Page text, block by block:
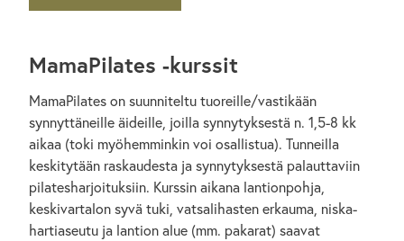
MamaPilates -kurssit
MamaPilates on suunniteltu tuoreille/vastikään
synnyttäneille äideille, joilla synnytyksestä n. 1,5-8 kk
aikaa (toki myöhemminkin voi osallistua). Tunneilla
keskitytään raskaudesta ja synnytyksestä palauttaviin
pilatesharjoituksiin. Kurssin aikana lantionpohja,
keskivartalon syvä tuki, vatsalihasten erkauma, niska-
hartiaseutu ja lantion alue (mm. pakarat) saavat